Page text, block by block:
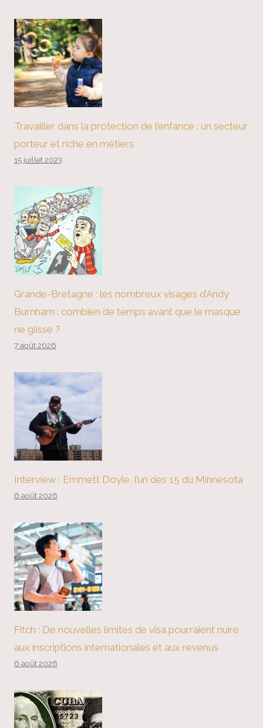
Travailler dans la protection de l’enfance : un secteur
porteur et riche en métiers
15 juillet 2023
Grande-Bretagne : les nombreux visages d’Andy
Burnham : combien de temps avant que le masque
ne glisse ?
7 août 2026
Interview : Emmett Doyle, l’un des 15 du Minnesota
6 août 2026
Fitch : De nouvelles limites de visa pourraient nuire
aux inscriptions internationales et aux revenus
6 août 2026